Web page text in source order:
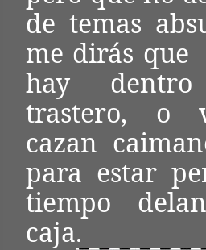
de temas
me dirás
hay
trastero, o
cazan
para estar
tiempo
caja.